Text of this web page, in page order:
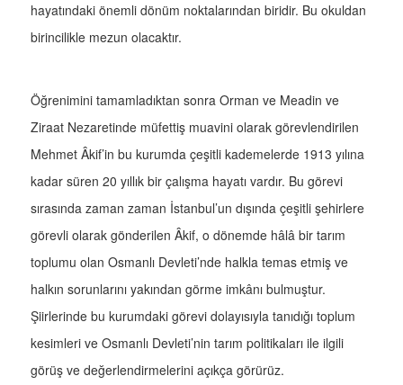
hayatındaki önemli dönüm noktalarından biridir. Bu okuldan
birincilikle mezun olacaktır.
Öğrenimini tamamladıktan sonra Orman ve Meadin ve
Ziraat Nezaretinde müfettiş muavini olarak görevlendirilen
Mehmet Âkif’in bu kurumda çeşitli kademelerde 1913 yılına
kadar süren 20 yıllık bir çalışma hayatı vardır. Bu görevi
sırasında zaman zaman İstanbul’un dışında çeşitli şehirlere
görevli olarak gönderilen Âkif, o dönemde hâlâ bir tarım
toplumu olan Osmanlı Devleti’nde halkla temas etmiş ve
halkın sorunlarını yakından görme imkânı bulmuştur.
Şiirlerinde bu kurumdaki görevi dolayısıyla tanıdığı toplum
kesimleri ve Osmanlı Devleti’nin tarım politikaları ile ilgili
görüş ve değerlendirmelerini açıkça görürüz.